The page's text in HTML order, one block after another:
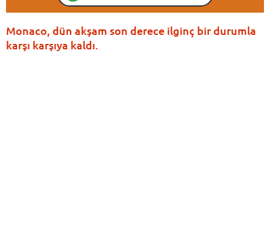
Monaco, dün akşam son derece ilginç bir durumla
karşı karşıya kaldı.